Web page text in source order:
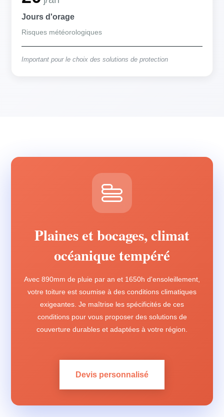
Jours d'orage
Risques météorologiques
Important pour le choix des solutions de protection
Plaines et bocages, climat
océanique tempéré
Avec 890mm de pluie par an et 1650h d'ensoleillement,
votre toiture est soumise à des conditions climatiques
exigeantes. Je maîtrise les spécificités de ces
conditions pour vous proposer des solutions de
couverture durables et adaptées à votre région.
Devis personnalisé